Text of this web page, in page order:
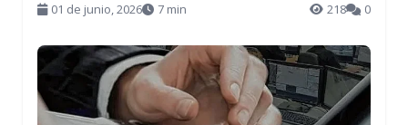
01 de junio, 2026 7 min 218 0